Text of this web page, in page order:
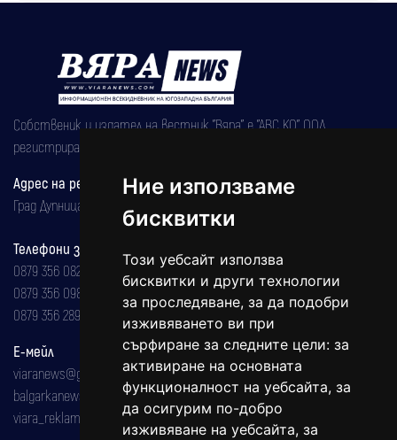
Ние използваме
бисквитки
Този уебсайт използва
бисквитки и други технологии
за проследяване, за да подобри
изживяването ви при
сърфиране за следните цели: за
активиране на основната
функционалност на уебсайта, за
да осигурим по-добро
изживяване на уебсайта, за
Собственик и издател на вестник "Вяра" е "АВС КО" ООД,
регистрирана на 08.05.2002 година.
Адрес на редакцията
Град Дупница, ул.''Христо Ботев" 43
Телефони за реклама и абонаменти
0879 356 082
0879 356 098
0879 356 289
Е-мейл
viaranews@gmail.com
balgarkanews@gmail.com
viara_reklama@mail.bg